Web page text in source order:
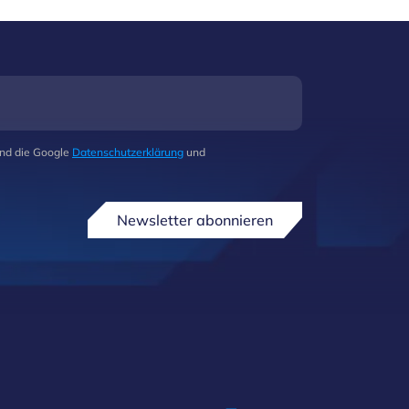
die Google Datenschutzerklärung und
Newsletter abonnieren